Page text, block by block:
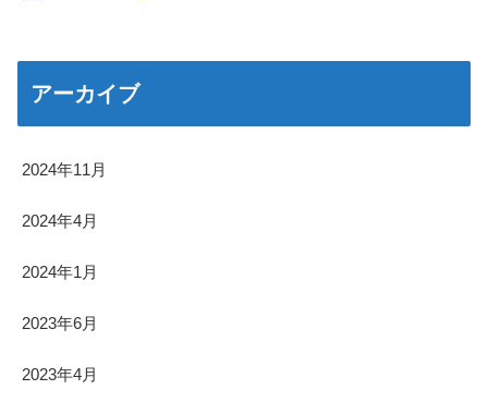
アーカイブ
2024年11月
2024年4月
2024年1月
2023年6月
2023年4月